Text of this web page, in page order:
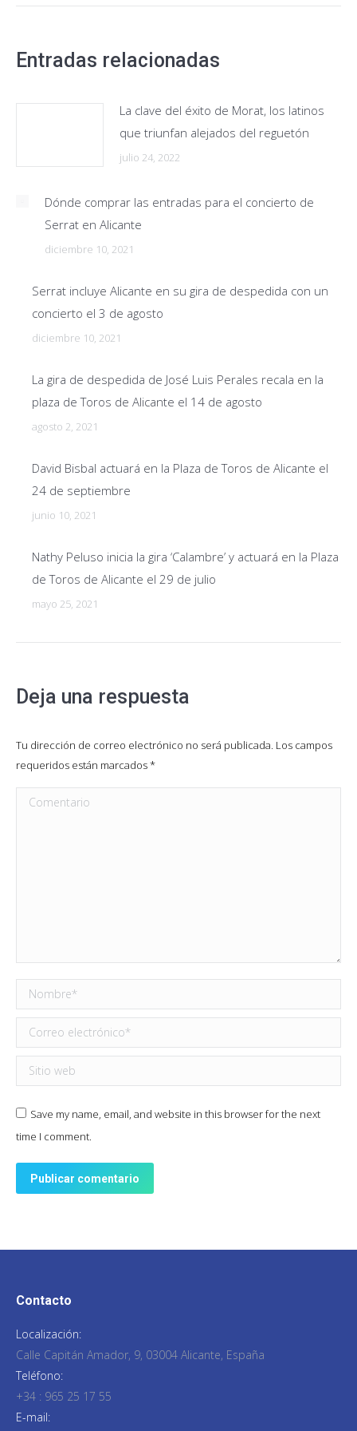
Entradas relacionadas
La clave del éxito de Morat, los latinos
que triunfan alejados del reguetón
julio 24, 2022
Dónde comprar las entradas para el concierto de
Serrat en Alicante
diciembre 10, 2021
Serrat incluye Alicante en su gira de despedida con un
concierto el 3 de agosto
diciembre 10, 2021
La gira de despedida de José Luis Perales recala en la
plaza de Toros de Alicante el 14 de agosto
agosto 2, 2021
David Bisbal actuará en la Plaza de Toros de Alicante el
24 de septiembre
junio 10, 2021
Nathy Peluso inicia la gira ‘Calambre’ y actuará en la Plaza
de Toros de Alicante el 29 de julio
mayo 25, 2021
Deja una respuesta
Tu dirección de correo electrónico no será publicada. Los campos
requeridos están marcados*
Comentario
Nombre *
Correo electrónico *
Sitio web
Save my name, email, and website in this browser for the next
time I comment.
Publicar comentario
Contacto
Localización:
Calle Capitán Amador, 9, 03004 Alicante, España
Teléfono:
+34 : 965 25 17 55
E-mail: